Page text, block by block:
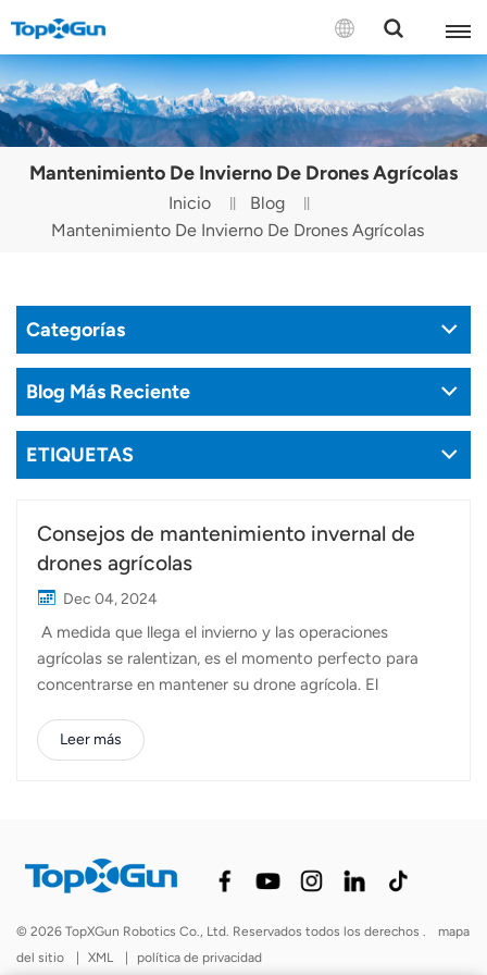
CONTÁCTENOS
English
Español
Русский
Tiếng Việt
Mantenimiento De Invierno De Drones Agrícolas
Inicio
Blog
Mantenimiento De Invierno De Drones Agrícolas
Categorías
Blog Más Reciente
ETIQUETAS
Consejos de mantenimiento invernal de
drones agrícolas
Dec 04, 2024
A medida que llega el invierno y las operaciones
agrícolas se ralentizan, es el momento perfecto para
concentrarse en mantener su drone agrícola. El
que su equipo esté listo para el máximo rendimiento
cuando llegue la primavera. Desde la limpieza e
mantenerlo en óptimas condiciones. Aquí tienes una guía
para el mantenimiento de tu dron agrícola este
fondoDespués de una temporada ocupada de
Leer más
© 2026 TopXGun Robotics Co., Ltd. Reservados todos los derechos .
mapa
del sitio
| XML | política de privacidad